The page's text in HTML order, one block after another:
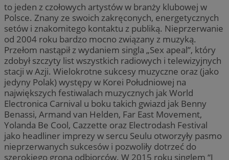
to jeden z czołowych artystów w branży klubowej w
Polsce. Znany ze swoich zakręconych, energetycznych
setów i znakomitego kontaktu z publiką. Nieprzerwanie
od 2004 roku bardzo mocno związany z muzyką.
Przełom nastąpił z wydaniem singla „Sex apeal”, który
zdobył szczyty list wszystkich radiowych i telewizyjnych
stacji w Azji. Wielokrotne sukcesy muzyczne oraz (jako
jedyny Polak) występy w Korei Południowej na
największych festiwalach muzycznych jak World
Electronica Carnival u boku takich gwiazd jak Benny
Benassi, Armand van Helden, Far East Movement,
Yolanda Be Cool, Cazzette oraz Electrodash Festival
jako headliner imprezy w sercu Seulu otworzyły pasmo
nieprzerwanych sukcesów i pozwoliły dotrzeć do
szerokiego grona odbiorców. W 2015 roku singlem “I